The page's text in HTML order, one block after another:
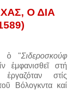
Ο ΔΙΑ
ὁ "Σιδεροσκούφ
ἐμφανισθεῖ στή
στίς
Βόλογκντα καί